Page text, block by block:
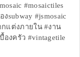
#mosaictiles
งsubway #jsmosaic
แต่งภายใน #งาน
องครัว #vintagetile